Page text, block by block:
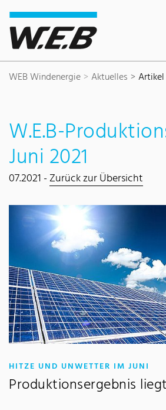
Inhaltsbereich
Suche
Hauptnavigation
Kontakt
Footer
WEB Windenergie Aktuelles Artikel
W.E.B-
Juni 2021
07.2021 -Zurück zur Übersicht
HITZE UND UNWETTER IM JUNI
Produktionsergebnis